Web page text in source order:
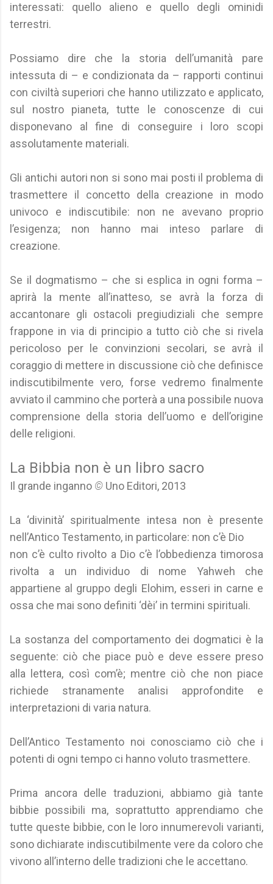
interessati: quello alieno e quello degli ominidi
terrestri.
Possiamo dire che la storia dell’umanità pare
intessuta di – e condizionata da – rapporti continui
con civiltà superiori che hanno utilizzato e applicato,
sul nostro pianeta, tutte le conoscenze di cui
disponevano al fine di conseguire i loro scopi
assolutamente materiali.
Gli antichi autori non si sono mai posti il problema di
trasmettere il concetto della creazione in modo
univoco e indiscutibile: non ne avevano proprio
l’esigenza; non hanno mai inteso parlare di
creazione.
Se il dogmatismo – che si esplica in ogni forma –
aprirà la mente all’inatteso, se avrà la forza di
accantonare gli ostacoli pregiudiziali che sempre
frappone in via di principio a tutto ciò che si rivela
pericoloso per le convinzioni secolari, se avrà il
coraggio di mettere in discussione ciò che definisce
indiscutibilmente vero, forse vedremo finalmente
avviato il cammino che porterà a una possibile nuova
comprensione della storia dell’uomo e dell’origine
delle religioni.
La Bibbia non è un libro sacro
Il grande inganno © Uno Editori, 2013
La ‘divinità’ spiritualmente intesa non è presente
nell’Antico Testamento, in particolare: non c’è Dio
non c’è culto rivolto a Dio c’è l’obbedienza timorosa
rivolta a un individuo di nome Yahweh che
appartiene al gruppo degli Elohim, esseri in carne e
ossa che mai sono definiti ‘dèi’ in termini spirituali.
La sostanza del comportamento dei dogmatici è la
seguente: ciò che piace può e deve essere preso
alla lettera, così com’è; mentre ciò che non piace
richiede stranamente analisi approfondite e
interpretazioni di varia natura.
Dell’Antico Testamento noi conosciamo ciò che i
potenti di ogni tempo ci hanno voluto trasmettere.
Prima ancora delle traduzioni, abbiamo già tante
bibbie possibili ma, soprattutto apprendiamo che
tutte queste bibbie, con le loro innumerevoli varianti,
sono dichiarate indiscutibilmente vere da coloro che
vivono all’interno delle tradizioni che le accettano.